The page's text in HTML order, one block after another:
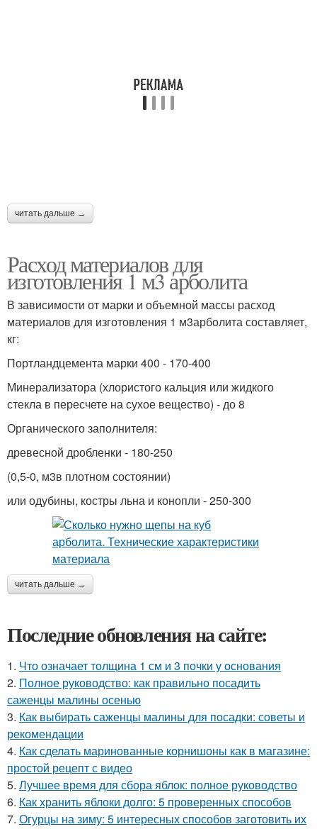
читать дальше →
Расход материалов для
изготовления 1 м3 арболита
В зависимости от марки и объемной массы расход
материалов для изготовления 1 м3арболита составляет,
кг:
Портландцемента марки 400 - 170-400
Минерализатора (хлористого кальция или жидкого
стекла в пересчете на сухое вещество) - до 8
Органического заполнителя:
древесной дробленки - 180-250
(0,5-0, м3в плотном состоянии)
или одубины, костры льна и конопли - 250-300
читать дальше →
Последние обновления на сайте:
1. Что означает толщина 1 см и 3 почки у основания
2. Полное руководство: как правильно посадить
саженцы малины осенью
3. Как выбирать саженцы малины для посадки: советы и
рекомендации
4. Как сделать маринованные корнишоны как в магазине:
простой рецепт с видео
5. Лучшее время для сбора яблок: полное руководство
6. Как хранить яблоки долго: 5 проверенных способов
7. Огурцы на зиму: 5 интересных способов заготовить их